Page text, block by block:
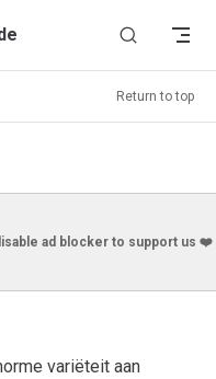
Return to top
ad blocker to support us ❤️
variëteit aan